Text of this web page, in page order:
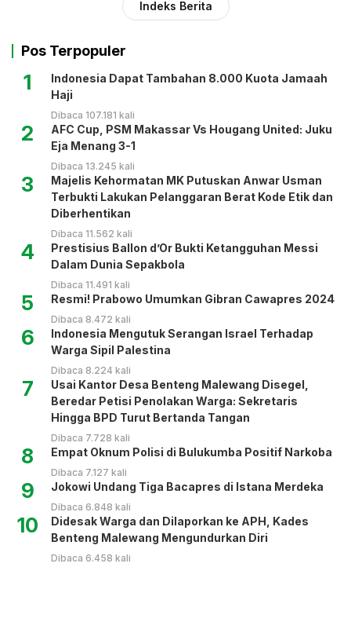
Indeks Berita
Pos Terpopuler
1
Indonesia Dapat Tambahan 8.000 Kuota Jamaah
Haji
Dibaca 107.181 kali
2
AFC Cup, PSM Makassar Vs Hougang United: Juku
Eja Menang 3-1
Dibaca 13.245 kali
3
Majelis Kehormatan MK Putuskan Anwar Usman
Terbukti Lakukan Pelanggaran Berat Kode Etik dan
Diberhentikan
Dibaca 11.562 kali
4
Prestisius Ballon d’Or Bukti Ketangguhan Messi
Dalam Dunia Sepakbola
Dibaca 11.491 kali
5 Resmi! Prabowo Umumkan Gibran Cawapres 2024
Dibaca 8.472 kali
6
Indonesia Mengutuk Serangan Israel Terhadap
Warga Sipil Palestina
Dibaca 8.224 kali
7
Usai Kantor Desa Benteng Malewang Disegel,
Beredar Petisi Penolakan Warga: Sekretaris
Hingga BPD Turut Bertanda Tangan
Dibaca 7.728 kali
8 Empat Oknum Polisi di Bulukumba Positif Narkoba
Dibaca 7.127 kali
9 Jokowi Undang Tiga Bacapres di Istana Merdeka
Dibaca 6.848 kali
10
Didesak Warga dan Dilaporkan ke APH, Kades
Benteng Malewang Mengundurkan Diri
Dibaca 6.458 kali